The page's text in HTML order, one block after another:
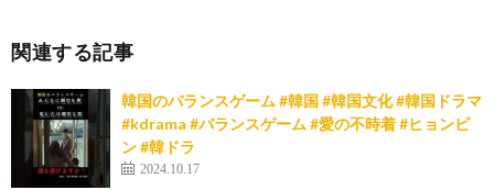
関連する記事
韓国のバランスゲーム #韓国 #韓国文化 #韓国ドラマ
#kdrama #バランスゲーム #愛の不時着 #ヒョンビ
ン #韓ドラ
2024.10.17